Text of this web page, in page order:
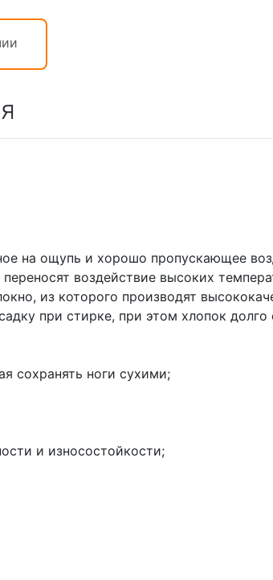
на ощупь и хорошо пропускающее
воздействие высоких
из которого производят
при стирке, при этом хлопок долго
сохранять ноги сухими;
и износостойкости;